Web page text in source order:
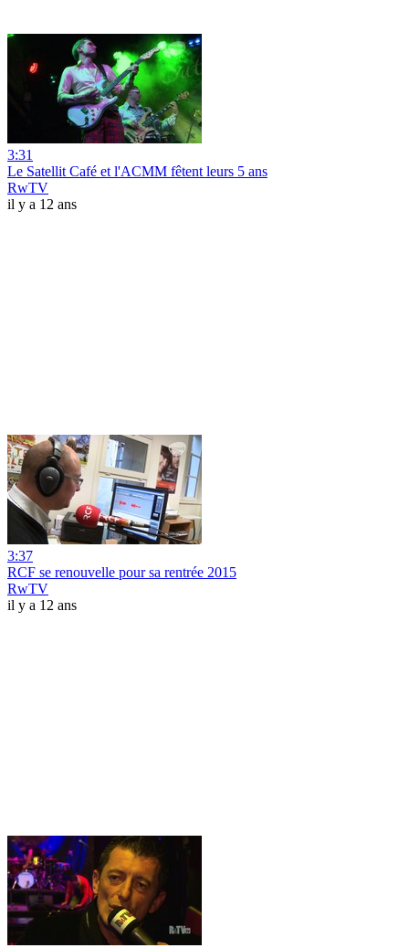
3:31
Le Satellit Café et l'ACMM fêtent leurs 5 ans
RwTV
il y a 12 ans
3:37
RCF se renouvelle pour sa rentrée 2015
RwTV
il y a 12 ans